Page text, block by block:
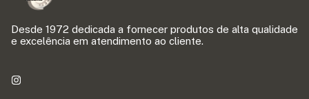
Desde 1972 dedicada a fornecer produtos de alta qualidade
e excelência em atendimento ao cliente.